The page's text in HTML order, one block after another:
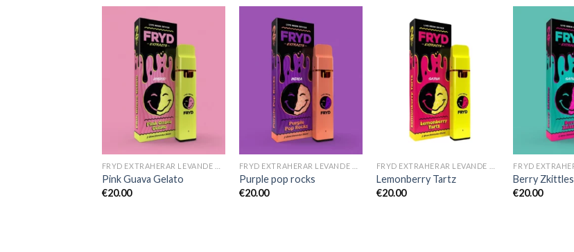
Pink Guava Gelato
€20.00
Purple pop rocks
€20.00
Lemonberry Tartz
€20.00
Berry Zkittles
€20.00